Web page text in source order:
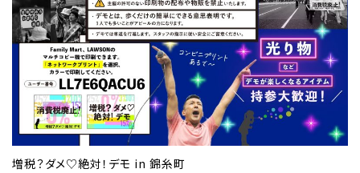
増税？ダメ♡絶対！デモ in 錦糸町